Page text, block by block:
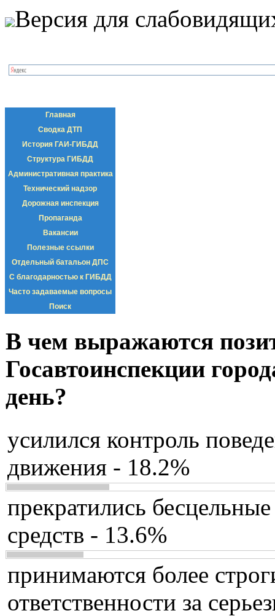
Версия для
Главная
Сводка ДТП
История ГАИ-ГИБДД
Структура ГИБДД
Административная практика
Технический надзор
Дорожная инспекция
Пропаганда
Вакансии
Полезные ссылки
Отдельный батальон ДПС
С благодарностью к ГИБДД
Часто задаваемые вопросы
Поиск
В чем выражаются
Госавтоинспекции
день?
усилился контроль
движения - 18.2%
прекратились
средств - 13.6%
принимаются более
ответственности за